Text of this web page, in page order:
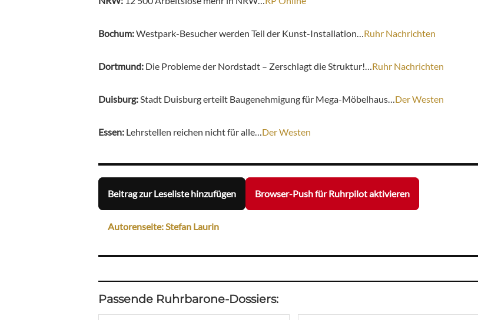
Bochum:Westpark-Besucher werden Teil der Kunst-Installation… Ruhr Nachrichten
Dortmund: Die Probleme der Nordstadt – Zerschlagt die Struktur!… Ruhr Nachrichten
Duisburg: Stadt Duisburg erteilt Baugenehmigung für Mega-Möbelhaus… Der Westen
Essen: Lehrstellen reichen nicht für alle… Der Westen
Beitrag zur Leseliste hinzufügen Browser-Push für Ruhrpilot aktivieren
Autorenseite: Stefan Laurin
Passende Ruhrbarone-Dossiers: